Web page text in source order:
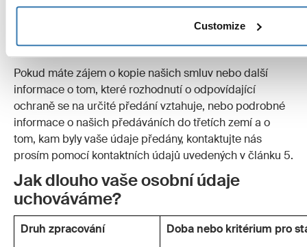
Customize
protection/international-dimension-data-
protection/adequacy-decisions_en.
Pokud máte zájem o kopie našich smluv nebo další
informace o tom, které rozhodnutí o odpovídající
ochraně se na určité předání vztahuje, nebo podrobné
informace o našich předáváních do třetích zemí a o
tom, kam byly vaše údaje předány, kontaktujte nás
prosím pomocí kontaktních údajů uvedených v článku 5.
Jak dlouho vaše osobní údaje
uchováváme?
Druh zpracování Doba nebo kritérium pro